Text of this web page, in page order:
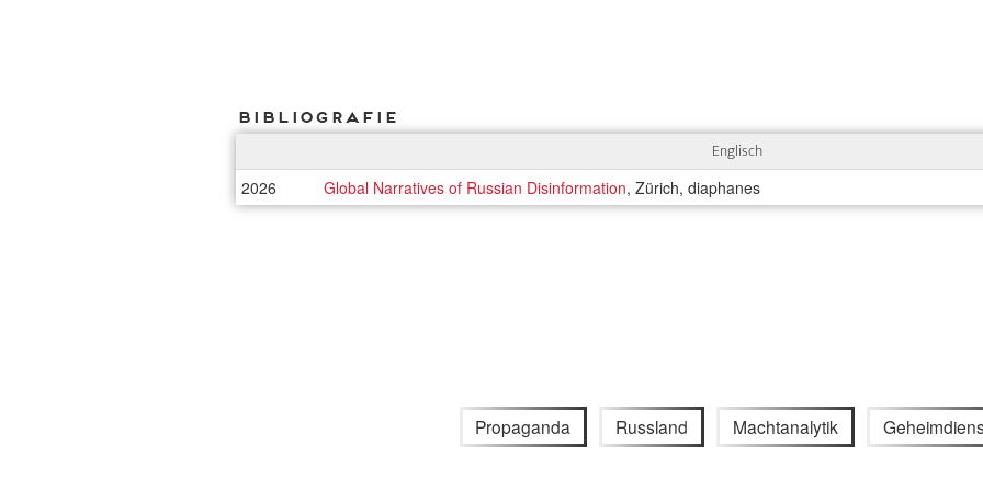
Bibliografie
Englisch
2026 Global Narratives of Russian Disinformation, Zürich, diaphanes
Propaganda Russland Machtanalytik